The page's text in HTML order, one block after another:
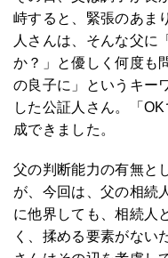
峙すると、緊張のあま
人さんは、そんな父に
か？」と優しく何度も
の良子に」というキー
した公証人さん。「
成できました。
父の判断能力の有無と
が、今回は、父の相続
に他界しても、相続人
く、揉める要素がない